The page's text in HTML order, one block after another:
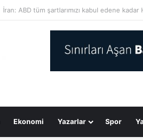
Ukrayna: Rus ordusu bu gece 17 füze ve 202
Ekonomi Yazarlar Spor